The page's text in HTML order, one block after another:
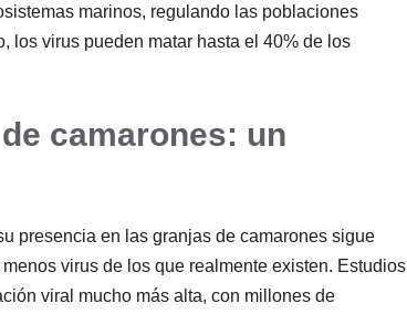
marinos, regulando las poblaciones
los virus pueden matar hasta el 40% de los
camarones: un
presencia en las granjas de camarones sigue
virus de los que realmente existen. Estudios
viral mucho más alta, con millones de